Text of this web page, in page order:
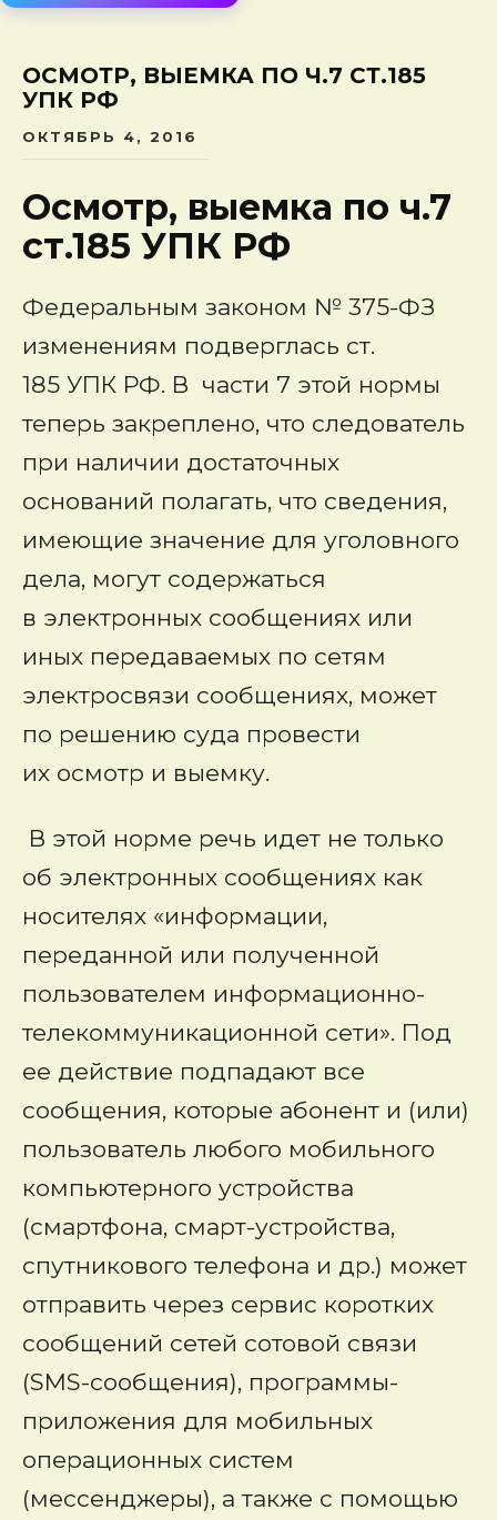
ОСМОТР, ВЫЕМКА ПО Ч.7 СТ.185
УПК РФ
ОКТЯБРЬ 4, 2016
Осмотр, выемка по ч.7
ст.185 УПК РФ
Федеральным законом № 375-ФЗ
изменениям подверглась ст.
185 УПК РФ. В части 7 этой нормы
теперь закреплено, что следователь
при наличии достаточных
оснований полагать, что сведения,
имеющие значение для уголовного
дела, могут содержаться
в электронных сообщениях или
иных передаваемых по сетям
электросвязи сообщениях, может
по решению суда провести
их осмотр и выемку.
В этой норме речь идет не только
об электронных сообщениях как
носителях «информации,
переданной или полученной
пользователем информационно-
телекоммуникационной сети». Под
ее действие подпадают все
сообщения, которые абонент и (или)
пользователь любого мобильного
компьютерного устройства
(смартфона, смарт-устройства,
спутникового телефона и др.) может
отправить через сервис коротких
сообщений сетей сотовой связи
(SMS-сообщения), программы-
приложения для мобильных
операционных систем
(мессенджеры), а также с помощью